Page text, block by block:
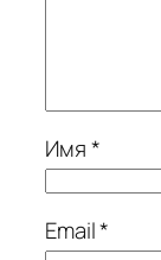
Имя*
Email*